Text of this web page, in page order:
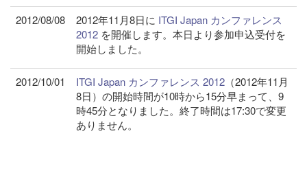
2012/08/08 2012年11月8日に ITGI Japan カンファレンス
2012 を開催します。本日より参加申込受付を
開始しました。
2012/10/01 ITGI Japan カンファレンス 2012 （2012年11月
8日）の開始時間が10時から15分早まって、9
時45分となりました。終了時間は17:30で変更
ありません。